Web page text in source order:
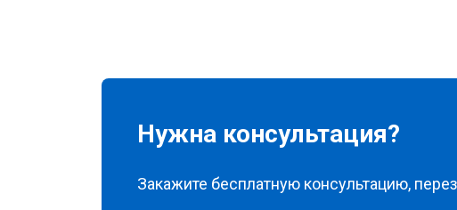
Замена заливного клапана
Нужна консультация?
Закажите бесплатную консультацию,